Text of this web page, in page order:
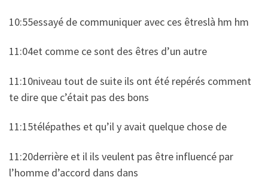
10:55essayé de communiquer avec ces êtreslà hm hm
11:04et comme ce sont des êtres d’un autre
11:10niveau tout de suite ils ont été repérés comment
te dire que c’était pas des bons
11:15télépathes et qu’il y avait quelque chose de
11:20derrière et il ils veulent pas être influencé par
l’homme d’accord dans dans